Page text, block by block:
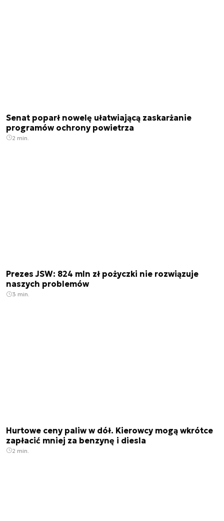
Senat poparł nowelę ułatwiającą zaskarżanie
programów ochrony powietrza
2 min.
Prezes JSW: 824 mln zł pożyczki nie rozwiązuje
naszych problemów
3 min.
Hurtowe ceny paliw w dół. Kierowcy mogą wkrótce
zapłacić mniej za benzynę i diesla
2 min.